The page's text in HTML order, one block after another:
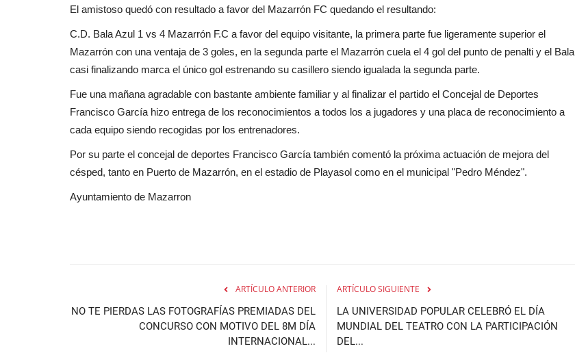
El amistoso quedó con resultado a favor del Mazarrón FC quedando el resultando:
C.D. Bala Azul 1 vs 4 Mazarrón F.C a favor del equipo visitante, la primera parte fue ligeramente superior el
Mazarrón con una ventaja de 3 goles, en la segunda parte el Mazarrón cuela el 4 gol del punto de penalti y el Bala
casi finalizando marca el único gol estrenando su casillero siendo igualada la segunda parte.
Fue una mañana agradable con bastante ambiente familiar y al finalizar el partido el Concejal de Deportes
Francisco García hizo entrega de los reconocimientos a todos los a jugadores y una placa de reconocimiento a
cada equipo siendo recogidas por los entrenadores.
Por su parte el concejal de deportes Francisco García también comentó la próxima actuación de mejora del
césped, tanto en Puerto de Mazarrón, en el estadio de Playasol como en el municipal "Pedro Méndez".
Ayuntamiento de Mazarron
ARTÍCULO ANTERIOR
NO TE PIERDAS LAS FOTOGRAFÍAS PREMIADAS DEL
CONCURSO CON MOTIVO DEL 8M DÍA
INTERNACIONAL...
ARTÍCULO SIGUIENTE
LA UNIVERSIDAD POPULAR CELEBRÓ EL DÍA
MUNDIAL DEL TEATRO CON LA PARTICIPACIÓN
DEL...